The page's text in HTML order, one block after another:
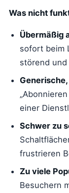
Was nicht
Übermäßig
sofort beim
störend
einer
Schwer zu
frustrieren
Zu viele
Besuchern